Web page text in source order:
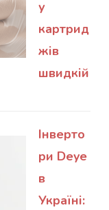
у
картрид
жів
швидкій
Інверто
ри Deye
в
Україні: